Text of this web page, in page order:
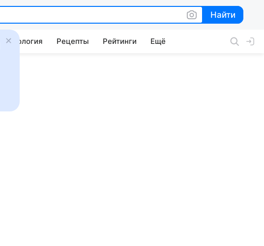
Найти
Найти
Психология Рецепты Рейтинги Ещё